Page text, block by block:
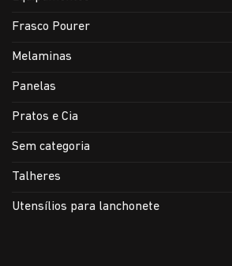
Frasco Pourer
Melaminas
Panelas
Pratos e Cia
Sem categoria
Talheres
Utensílios para lanchonete